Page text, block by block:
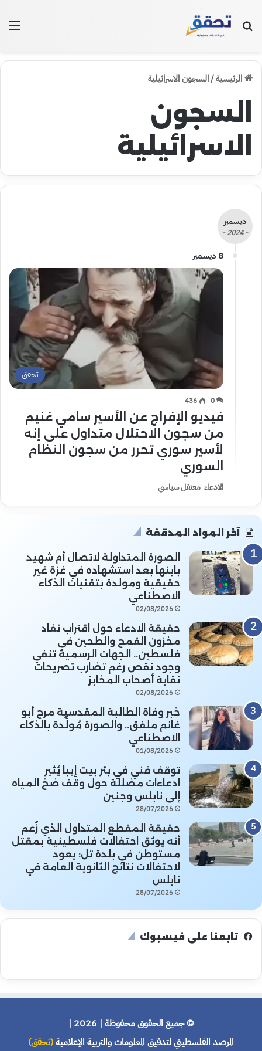
بحث عن
الرئيسية/السجون الاسرائيلية
السجون
الاسرائيلية
ديسمبر
- 2024 -
8 ديسمبر
تحقق
0
436
فيديو الإفراج عن الأسير سامي غنيم
من سجون الاحتلال متداول على إنه
لأسير سوري تحرر من سجون النظام
السوري
الادعاء معتقل سياسي
آخر المواد المدققة
الصورة المتداولة لاتصال أم شهيد
بابنها بعد استشهاده في غزة غير
حقيقية ومولدة بتقنيات الذكاء
الاصطناعي
02/08/2026
حقيقة الادعاء حول اقتراب نفاد
مخزون القمح والطحين في
فلسطين.. الجهات الرسمية تنفي
وجود نقص رغم تضارب تصريحات
نقابة أصحاب المخابز
02/08/2026
خبر وفاة الطالبة المقدسية مرح أبو
غانم ملفق.. والصورة مُولَّدة بالذكاء
الاصطناعي
01/08/2026
توقف فني في بئر بيت إيبا يُثير
ادعاءات مضللة حول وقف ضخ المياه
إلى نابلس وجنين
28/07/2026
حقيقة المقطع المتداول الذي زُعم
أنه يوثق احتفالات فلسطينية بمقتل
مستوطن في بلدة تل: يعود
لاحتفالات نتائج الثانوية العامة في
نابلس
28/07/2026
تابعنا على فيسبوك
© جميع الحقوق محفوظة | 2026 |
المرصد الفلسطيني لتدقيق المعلومات والتربية الإعلامية(تحقق)